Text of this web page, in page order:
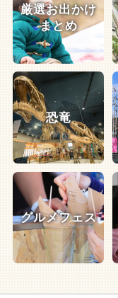
厳選お出かけ
まとめ
恐竜
グルメフェス